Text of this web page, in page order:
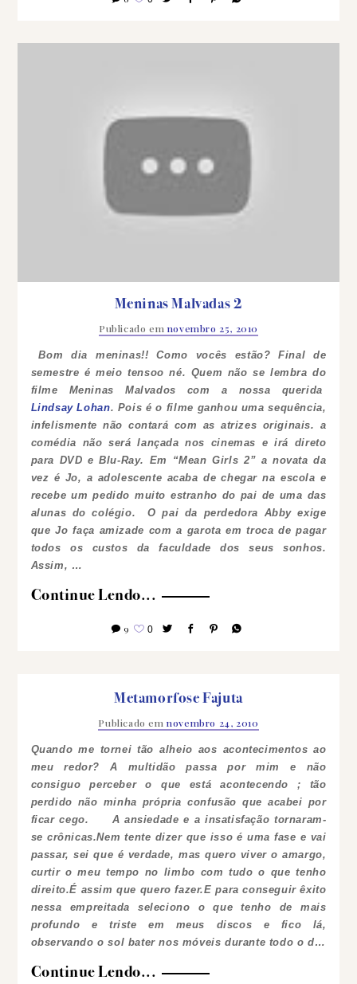
Meninas Malvadas 2
Publicado em novembro 25, 2010
Bom dia meninas!! Como vocês estão? Final de
semestre é meio tensoo né. Quem não se lembra do
filme Meninas Malvados com a nossa querida
Lindsay Lohan. Pois é o filme ganhou uma sequência,
infelismente não contará com as atrizes originais. a
comédia não será lançada nos cinemas e irá direto
para DVD e Blu-Ray. Em “Mean Girls 2” a novata da
vez é Jo, a adolescente acaba de chegar na escola e
recebe um pedido muito estranho do pai de uma das
alunas do colégio. O pai da perdedora Abby exige
que Jo faça amizade com a garota em troca de pagar
todos os custos da faculdade dos seus sonhos.
Assim, …
Continue Lendo...
9 0
Metamorfose Fajuta
Publicado emnovembro 24, 2010
Quando me tornei tão alheio aos acontecimentos ao
meu redor? A multidão passa por mim e não
consiguo perceber o que está acontecendo ; tão
perdido não minha própria confusão que acabei por
ficar cego. A ansiedade e a insatisfação tornaram-
se crônicas.Nem tente dizer que isso é uma fase e vai
passar, sei que é verdade, mas quero viver o amargo,
curtir o meu tempo no limbo com tudo o que tenho
direito.É assim que quero fazer.E para conseguir êxito
nessa empreitada seleciono o que tenho de mais
profundo e triste em meus discos e fico lá,
observando o sol bater nos móveis durante todo o d…
Continue Lendo...